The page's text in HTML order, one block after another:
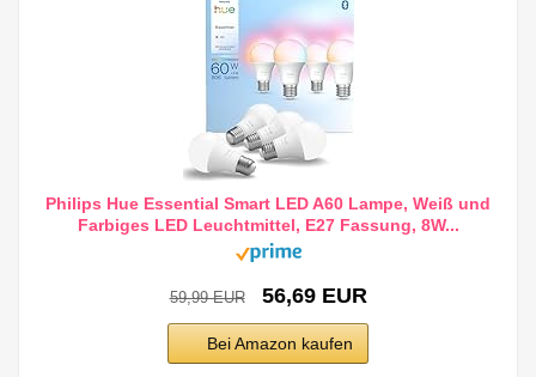
Philips Hue Essential Smart LED A60 Lampe, Weiß und
Farbiges LED Leuchtmittel, E27 Fassung, 8W...
59,99 EUR 56,69 EUR
Bei Amazon kaufen